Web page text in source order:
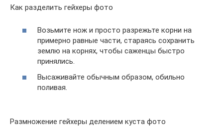
Как разделить гейхеры фото
Возьмите нож и просто разрежьте корни на
примерно равные части, стараясь сохранить
землю на корнях, чтобы саженцы быстро
принялись.
Высаживайте обычным образом, обильно
поливая.
Размножение гейхеры делением куста фото